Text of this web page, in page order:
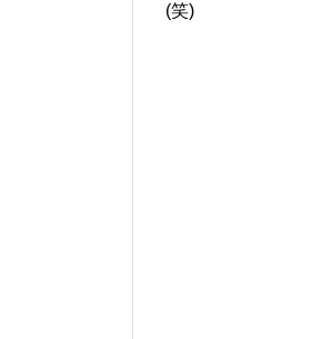
(笑)